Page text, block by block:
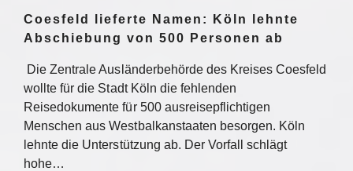
Coesfeld lieferte Namen: Köln lehnte
Abschiebung von 500 Personen ab
Die Zentrale Ausländerbehörde des Kreises Coesfeld
wollte für die Stadt Köln die fehlenden
Reisedokumente für 500 ausreisepflichtigen
Menschen aus Westbalkanstaaten besorgen. Köln
lehnte die Unterstützung ab. Der Vorfall schlägt
hohe…